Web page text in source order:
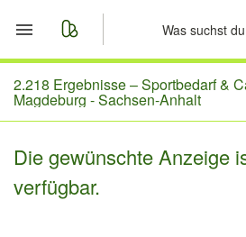
Start
Merkliste
Nachrichten
2.218 Ergebnisse –Sportbedarf &
Magdeburg - Sachsen-Anhalt
Die gewünschte Anzeige
verfügbar.